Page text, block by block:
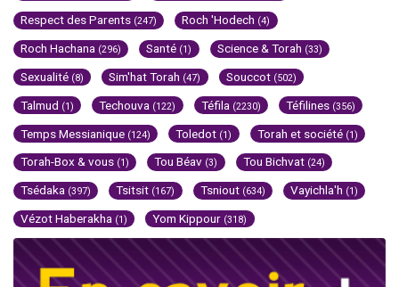
Respect des Parents (247) Roch 'Hodech (4)
Roch Hachana (296) Santé (1) Science & Torah (33)
Sexualité (8) Sim'hat Torah (47) Souccot (502)
Talmud (1) Techouva (122) Téfila (2230) Téfilines (356)
Temps Messianique (124) Toledot (1) Torah et société (1)
Torah-Box & vous (1) Tou Béav (3) Tou Bichvat (24)
Tsédaka (397) Tsitsit (167) Tsniout (634) Vayichla'h (1)
Vézot Haberakha (1) Yom Kippour (318)